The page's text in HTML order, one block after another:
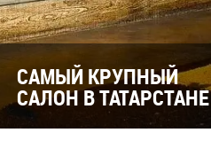
САМЫЙ КРУПНЫЙ
САЛОН В ТАТАРСТАНЕ